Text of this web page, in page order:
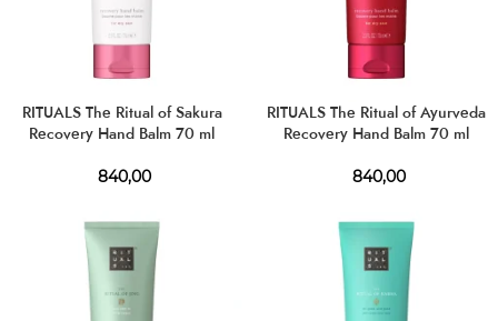
RITUALS The Ritual of Sakura
Recovery Hand Balm 70 ml
840,00
RITUALS The Ritual of Ayurveda
Recovery Hand Balm 70 ml
840,00